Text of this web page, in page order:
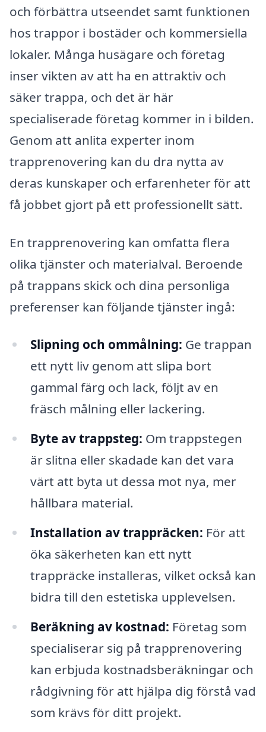
och förbättra utseendet samt funktionen
hos trappor i bostäder och kommersiella
lokaler. Många husägare och företag
inser vikten av att ha en attraktiv och
säker trappa, och det är här
specialiserade företag kommer in i bilden.
Genom att anlita experter inom
trapprenovering kan du dra nytta av
deras kunskaper och erfarenheter för att
få jobbet gjort på ett professionellt sätt.
En trapprenovering kan omfatta flera
olika tjänster och materialval. Beroende
på trappans skick och dina personliga
preferenser kan följande tjänster ingå:
Slipning och ommålning: Ge trappan
ett nytt liv genom att slipa bort
gammal färg och lack, följt av en
fräsch målning eller lackering.
Byte av trappsteg: Om trappstegen
är slitna eller skadade kan det vara
värt att byta ut dessa mot nya, mer
hållbara material.
Installation av trappräcken: För att
öka säkerheten kan ett nytt
trappräcke installeras, vilket också kan
bidra till den estetiska upplevelsen.
Beräkning av kostnad: Företag som
specialiserar sig på trapprenovering
kan erbjuda kostnadsberäkningar och
rådgivning för att hjälpa dig förstå vad
som krävs för ditt projekt.